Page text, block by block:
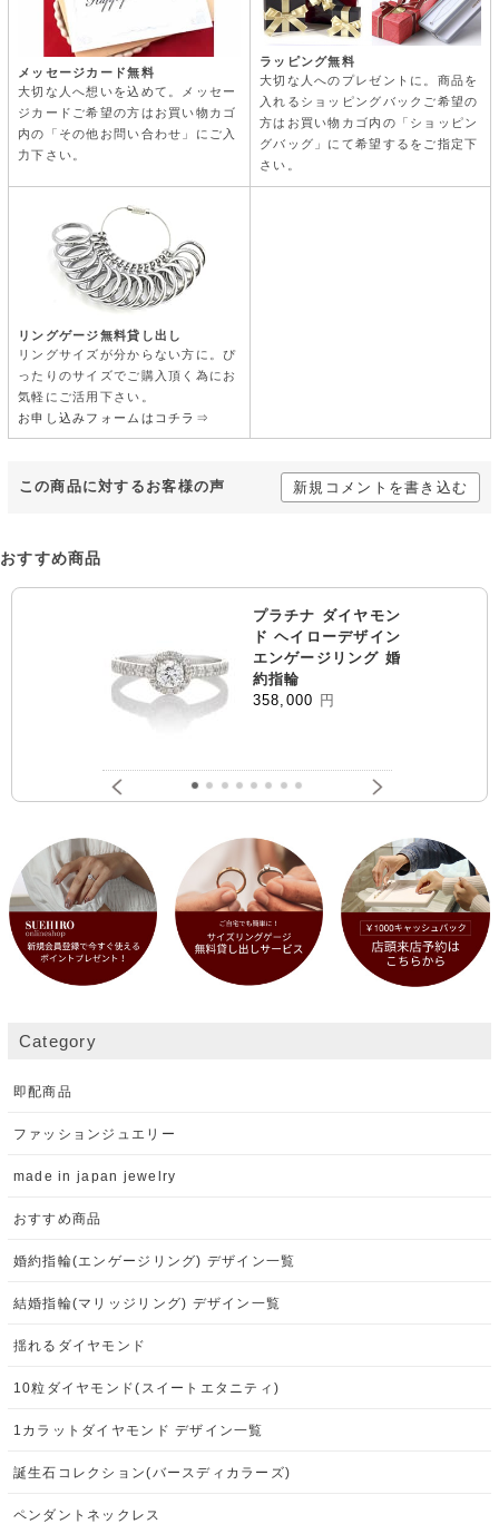
メッセージカード無料
大切な人へ想いを込めて。メッセー
ジカードご希望の方はお買い物カゴ
内の「その他お問い合わせ」にご入
力下さい。
ラッピング無料
大切な人へのプレゼントに。商品を
入れるショッピングバックご希望の
方はお買い物カゴ内の「ショッピン
グバッグ」にて希望するをご指定下
さい。
リングゲージ無料貸し出し
リングサイズが分からない方に。ぴ
ったりのサイズでご購入頂く為にお
気軽にご活用下さい。
お申し込みフォームはコチラ⇒
この商品に対するお客様の声 新規コメントを書き込む
おすすめ商品
プラチナ ダイヤモン
ド ヘイローデザイン
エンゲージリング 婚
約指輪
358,000 円
Category
即配商品
ファッションジュエリー
made in japan jewelry
おすすめ商品
婚約指輪(エンゲージリング) デザイン一覧
結婚指輪(マリッジリング) デザイン一覧
揺れるダイヤモンド
10粒ダイヤモンド(スイートエタニティ)
1カラットダイヤモンド デザイン一覧
誕生石コレクション(バースディカラーズ)
ペンダントネックレス